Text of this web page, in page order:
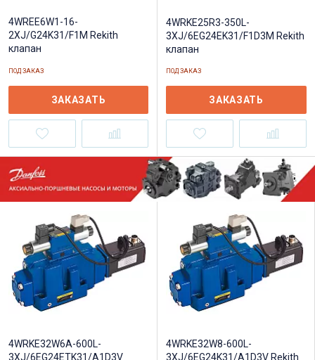
4WREE6W1-16-
2XJ/G24K31/F1M Rekith
клапан
ПОД ЗАКАЗ
ЗАКАЗАТЬ
4WRKE25R3-350L-
3XJ/6EG24EK31/F1D3M Rekith
клапан
ПОД ЗАКАЗ
ЗАКАЗАТЬ
4WRKE32W6A-600L-
3XJ/6EG24ETK31/A1D3V
4WRKE32W8-600L-
3XJ/6EG24K31/A1D3V Rekith